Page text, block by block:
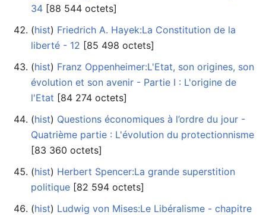
34 ‎[88 544 octets]
(hist) ‎ Friedrich A. Hayek:La Constitution de la
liberté - 12 ‎[85 498 octets]
(hist) ‎ Franz Oppenheimer:L'Etat, son origines, son
évolution et son avenir - Partie I : L'origine de
l'Etat ‎[84 274 octets]
(hist) ‎ Questions économiques à l’ordre du jour -
Quatrième partie : L'évolution du protectionnisme
‎[83 360 octets]
(hist) ‎ Herbert Spencer:La grande superstition
politique ‎[82 594 octets]
(hist) ‎ Ludwig von Mises:Le Libéralisme - chapitre